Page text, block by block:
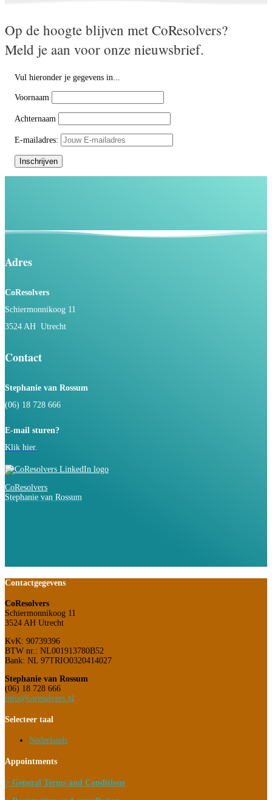
Op de hoogte blijven met CoResolvers?
Meld je aan voor onze nieuwsbrief.
Vul hieronder je gegevens in...
Voornaam
Achternaam
E-mailadres:
Adres
CoResolvers
Schiermonnikoog 11
3524 AH Utrecht
Contact
Stephanie van Rossum
(06) 18 728 666
E-mail sturen?
Klik hier.
CoResolvers
Stephanie van Rossum
Contactgegevens
CoResolvers
Schiermonnikoog 11
3524 AH Utrecht
KvK: 90739396
BTW nr.: NL001913780B52
Bank: NL 97TRIO0320414027
Stephanie van Rossum
(06) 18 728 666
info@coresolvers.nl
Selecteer taal
Nederlands
Appointments
> General Terms and Conditions